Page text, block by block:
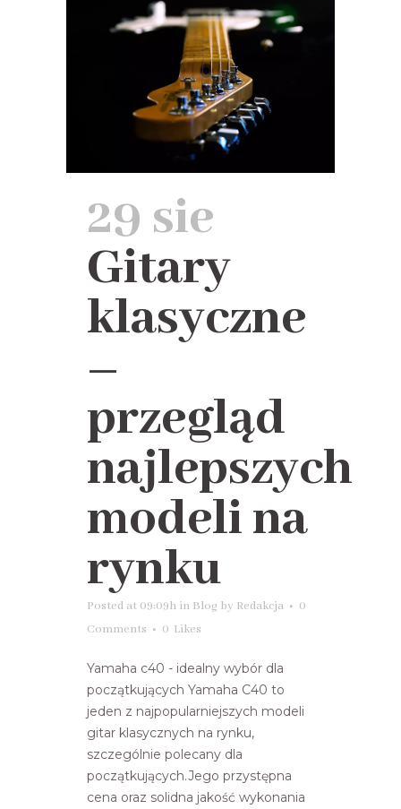
29 sie
Gitary
klasyczne
–
przegląd
najlepszych
modeli na
rynku
Posted at 09:09h in Blog by Redakcja
0
Comments
0 Likes
Yamaha c40 - idealny wybór dla
początkujących Yamaha C40 to
jeden z najpopularniejszych modeli
gitar klasycznych na rynku,
szczególnie polecany dla
początkujących.Jego przystępna
cena oraz solidna jakość wykonania